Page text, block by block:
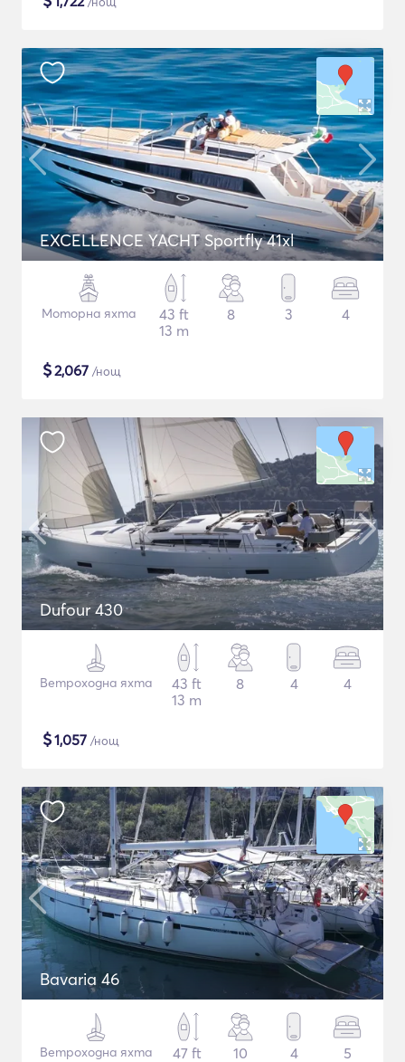
EXCELLENCE YACHT Sportfly 41xl
Моторна яхта
43 ft
13 m
8 3 4
$2,067 /нощ
Dufour 430
Ветроходна яхта
43 ft
13 m
8 4 4
$1,057 /нощ
Bavaria 46
Ветроходна яхта
47 ft
10 4 5